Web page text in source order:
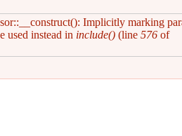
Implicitly marking
used instead in include() (line 576 of